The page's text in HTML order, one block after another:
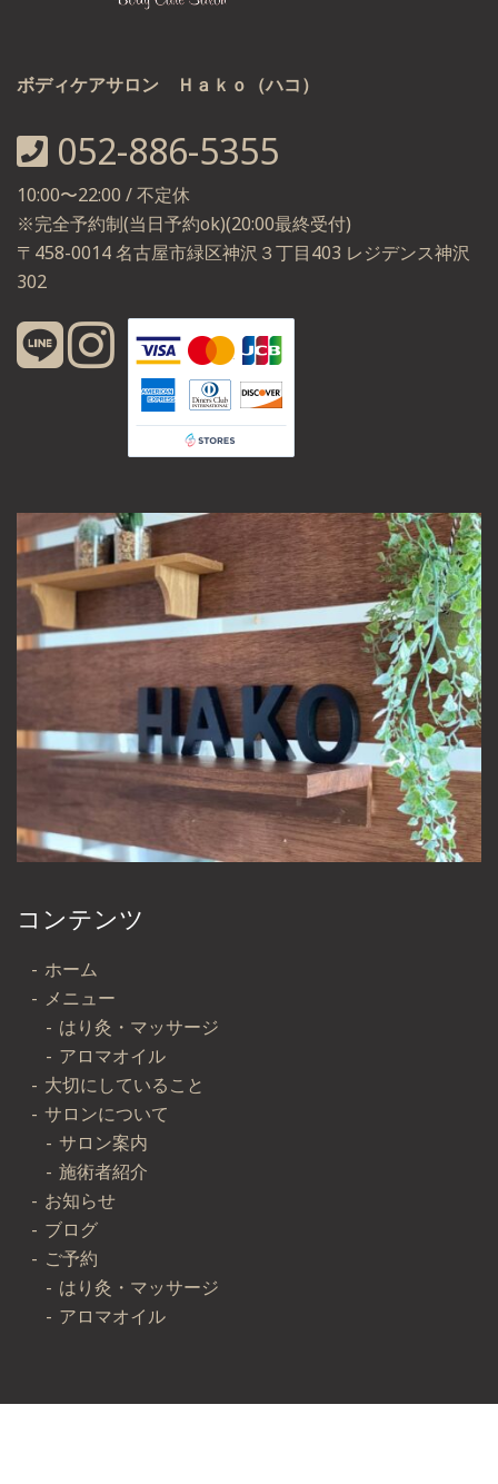
ボディケアサロン Ｈａｋｏ（ハコ）
052-886-5355
10:00〜22:00 / 不定休
※完全予約制(当日予約ok)(20:00最終受付)
〒458-0014 名古屋市緑区神沢３丁目403 レジデンス神沢
302
コンテンツ
ホーム
メニュー
はり灸・マッサージ
アロマオイル
大切にしていること
サロンについて
サロン案内
施術者紹介
お知らせ
ブログ
ご予約
はり灸・マッサージ
アロマオイル